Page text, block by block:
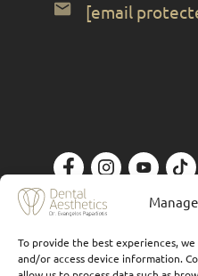
To provide the best experiences,
and/or access device information.
[email
Πολιτική Απορρήτου|